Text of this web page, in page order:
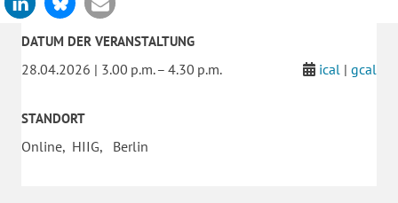
DATUM DER VERANSTALTUNG
28.04.2026 | 3.00 p.m. – 4.30 p.m. ical | gcal
STANDORT
Online, HIIG, Berlin